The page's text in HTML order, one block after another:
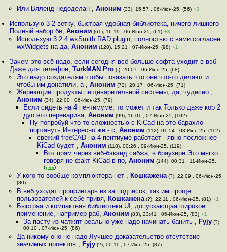
Или Вяленд недоделан , Аноним (33), 15:57 , 06-Июн-25, (56) +3
Использую 3 2 ветку, быстрая удобная библиотека, ничего лишнего
Полный набор би,Аноним (61), 16:19 , 06-Июн-25, (61) +3
Использую 3 2 4 wxSmith RAD plugin, полностью с вами согласен
wxWidgets на да, Аноним (120), 15:21 , 07-Июн-25, (98) +1
Зачем это всё надо, если сегодня всё больше софта уходит в вэб
Даже для телефон,TurkMAN Pro (-), 20:07 , 06-Июн-25, (68)
Это надо создателям чтобы показать что они что-то делают и
чтобы им донатили, а , Аноним (72), 20:17 , 06-Июн-25, (71)
Жирнющие продукты пищеварительной системы, да, чудесно ,
Аноним (34), 22:00 , 06-Июн-25, (79)
Если сидеть на 4 пентимуме, то может и так Только даже кор 2
дуо это переварива, Аноним (99), 16:01 , 07-Июн-25, (102)
Ну попробуй что-то сложностью с KiCad на это барахло
портануть Интересно же - с,Аноним (112), 01:54 , 08-Июн-25, (112)
свежий freeCAD на 4 пентиуме работает - явно посложнее
KiCad будет , Аноним (118), 00:26 , 09-Июн-25, (119)
Вот прям через веб-бэкэнд сабжа, в браузере Это мягко
говоря не факт KiCad в по, Аноним (144), 00:31 , 11-Июн-25,
(144)
У кого то вообще комплюктера нет , Кошкажена(?), 22:09 , 06-Июн-25,
(80)
В веб уходят проприетарь из за подписок, так им проще
пользователей к себе привя, Кошкажена(?), 22:11 , 06-Июн-25, (81) +1
Быстрая и компактная библиотека UI, допускающая широкое
применение, например раб, Аноним (83), 23:41 , 06-Июн-25, (83) +1
За пасту из чaтжпт реально уже надо начинать бaнить , Fyjy(?),
00:10 , 07-Июн-25, (86)
Да никому оно не надо Лучшее доказательство отсутствие
значимых проектов , Fyjy(?), 00:11 , 07-Июн-25, (87)